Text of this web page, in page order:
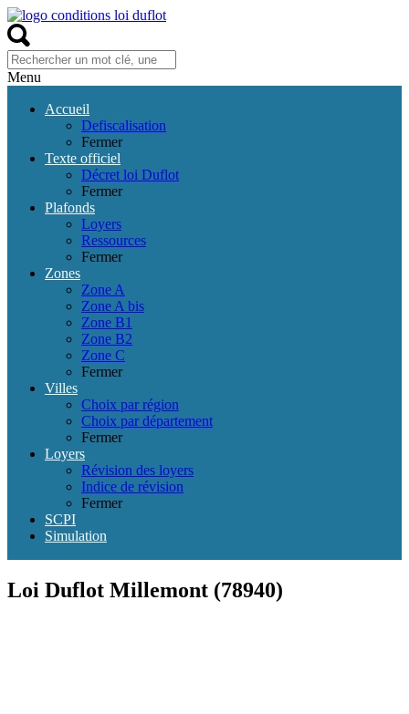
Menu
Accueil
Defiscalisation
Fermer
Texte officiel
Décret loi Duflot
Fermer
Plafonds
Loyers
Ressources
Fermer
Zones
Zone A
Zone A bis
Zone B1
Zone B2
Zone C
Fermer
Villes
Choix par région
Choix par département
Fermer
Loyers
Révision des loyers
Indice de révision
Fermer
SCPI
Simulation
Loi Duflot Millemont (78940)